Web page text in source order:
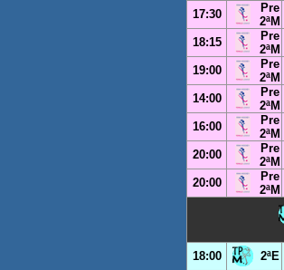
17:30
Pre
2ªM
18:15
Pre
2ªM
19:00
Pre
2ªM
14:00
Pre
2ªM
16:00
Pre
2ªM
20:00
Pre
2ªM
20:00
Pre
2ªM
18:00 2ªE